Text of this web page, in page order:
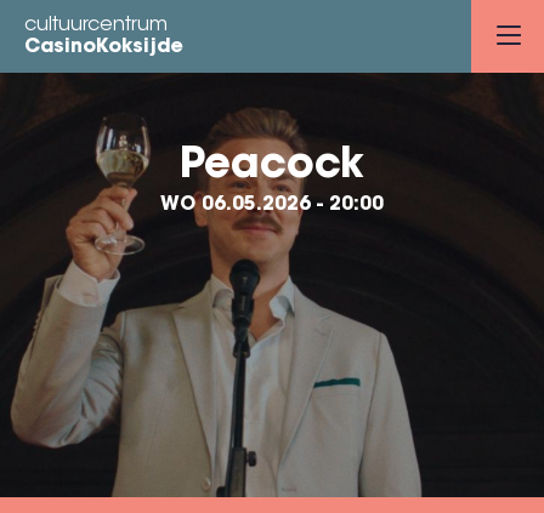
Overslaan
naar
cultuurcentrum
CasinoKoksijde
Peacock
WO 06.05.2026 - 20:00